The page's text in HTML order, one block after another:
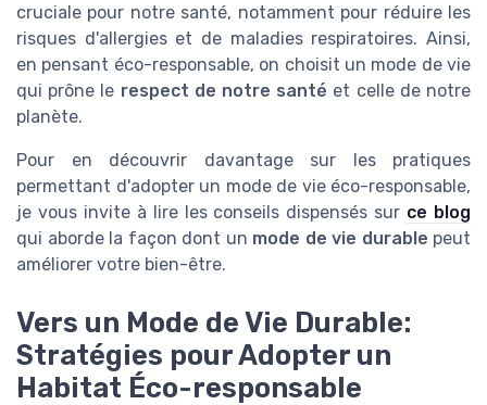
cruciale pour notre santé, notamment pour réduire les
risques d'allergies et de maladies respiratoires. Ainsi,
en pensant éco-responsable, on choisit un mode de vie
qui prône le respect de notre santé et celle de notre
planète.
Pour en découvrir davantage sur les pratiques
permettant d'adopter un mode de vie éco-responsable,
je vous invite à lire les conseils dispensés sur ce blog
qui aborde la façon dont un mode de vie durable peut
améliorer votre bien-être.
Vers un Mode de Vie Durable:
Stratégies pour Adopter un
Habitat Éco-responsable